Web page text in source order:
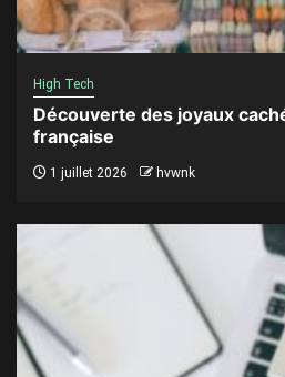
High Tech
Découverte des joyaux
française
1 juillet 2026 hvwnk